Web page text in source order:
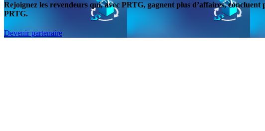
Rejoignez les revendeurs qui, avec PRTG, gagnent plus d’affaires,
PRTG.
Devenir partenaire